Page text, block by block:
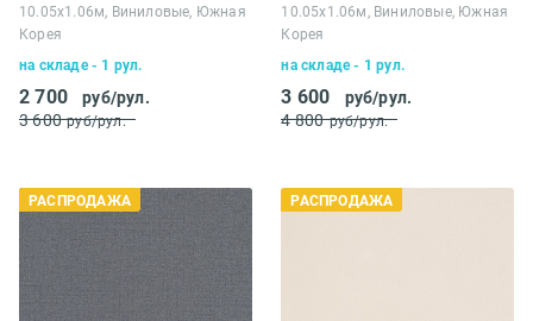
10.05х1.06м, Виниловые, Южная
Корея
на складе - 1 рул.
2 700
руб/рул.
3 600 руб/рул.
10.05х1.06м, Виниловые, Южная
Корея
на складе - 1 рул.
3 600
руб/рул.
4 800 руб/рул.
РАСПРОДАЖА РАСПРОДАЖА